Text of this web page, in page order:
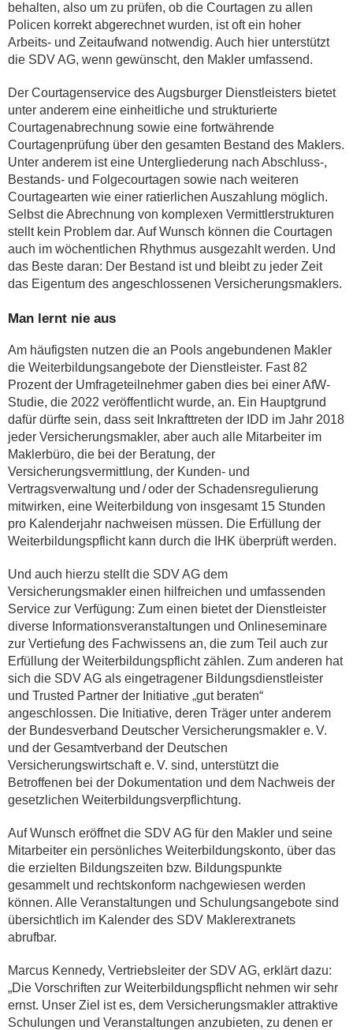
behalten, also um zu prüfen, ob die Courtagen zu allen
Policen korrekt abgerechnet wurden, ist oft ein hoher
Arbeits- und Zeitaufwand notwendig. Auch hier unterstützt
die SDV AG, wenn gewünscht, den Makler umfassend.
Der Courtagenservice des Augsburger Dienstleisters bietet
unter anderem eine einheitliche und strukturierte
Courtagenabrechnung sowie eine fortwährende
Courtagenprüfung über den gesamten Bestand des Maklers.
Unter anderem ist eine Untergliederung nach Abschluss-,
Bestands- und Folgecourtagen sowie nach weiteren
Courtage­arten wie einer ratierlichen Auszahlung möglich.
Selbst die Abrechnung von komplexen Vermittlerstrukturen
stellt kein Problem dar. Auf Wunsch können die Courtagen
auch im wöchentlichen Rhythmus ausgezahlt werden. Und
das Beste daran: Der Bestand ist und bleibt zu jeder Zeit
das Eigentum des angeschlossenen Versicherungsmaklers.
Man lernt nie aus
Am häufigsten nutzen die an Pools angebundenen Makler
die Weiterbildungsangebote der Dienstleister. Fast 82
Prozent der Umfrageteilnehmer gaben dies bei einer AfW-
Studie, die 2022 veröffentlicht wurde, an. Ein Hauptgrund
dafür dürfte sein, dass seit Inkrafttreten der IDD im Jahr 2018
jeder Versicherungsmakler, aber auch alle Mitarbeiter im
Maklerbüro, die bei der Beratung, der
Versicherungsvermittlung, der Kunden- und
Vertragsverwaltung und / oder der Schadensregulierung
mitwirken, eine Weiterbildung von insgesamt 15 Stunden
pro Kalenderjahr nachweisen müssen. Die Erfüllung der
Weiterbildungspflicht kann durch die IHK überprüft werden.
Und auch hierzu stellt die SDV AG dem
Versicherungsmakler einen hilfreichen und umfassenden
Service zur Verfügung: Zum einen bietet der Dienstleister
diverse Informationsveranstaltungen und Onlineseminare
zur Vertiefung des Fachwissens an, die zum Teil auch zur
Erfüllung der Weiterbildungspflicht zählen. Zum anderen hat
sich die SDV AG als eingetragener Bildungsdienstleister
und Trusted Partner der Initiative „gut beraten“
angeschlossen. Die Initiative, deren Träger unter anderem
der Bundesverband Deutscher Versicherungsmakler e. V.
und der Gesamtverband der Deutschen
Versicherungswirtschaft e. V. sind, unterstützt die
Betroffenen bei der Dokumentation und dem Nachweis der
gesetzlichen Weiterbildungsverpflichtung.
Auf Wunsch eröffnet die SDV AG für den Makler und seine
Mitarbeiter ein persönliches Weiterbildungskonto, über das
die erzielten Bildungszeiten bzw. Bildungspunkte
gesammelt und rechtskonform nachgewiesen werden
können. Alle Veranstaltungen und Schulungsangebote sind
übersichtlich im Kalender des SDV Maklerextranets
abrufbar.
Marcus Kennedy, Vertriebsleiter der SDV AG, erklärt dazu:
„Die Vorschriften zur Weiterbildungspflicht nehmen wir sehr
ernst. Unser Ziel ist es, dem Versicherungsmakler attraktive
Schulungen und Veranstaltungen anzubieten, zu denen er